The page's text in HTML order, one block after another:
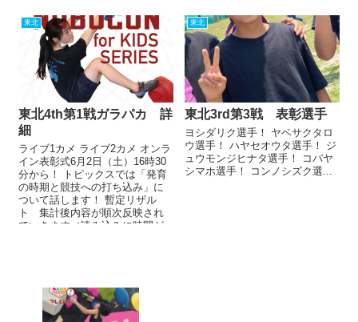
東北
東北4th第1戦ガラパカ 詳
細
ライブ1カメ ライブ2カメ オンラ
イン表彰式6月2日（土）16時30
分から！ トピックスでは「発育
の時期と競技への打ち込み」に
ついて話します！ 暫定リザル
ト 集計後内容が順次反映され
ていきます（読み込みに時間が
東北
東北3rd第3戦 表彰選手
ヨシダリク選手！ ヤベサクタロ
ウ選手！ ハヤセオウタ選手！ ジ
ュウモンジヒナタ選手！ コバヤ
シマホ選手！ コンノシズク選...